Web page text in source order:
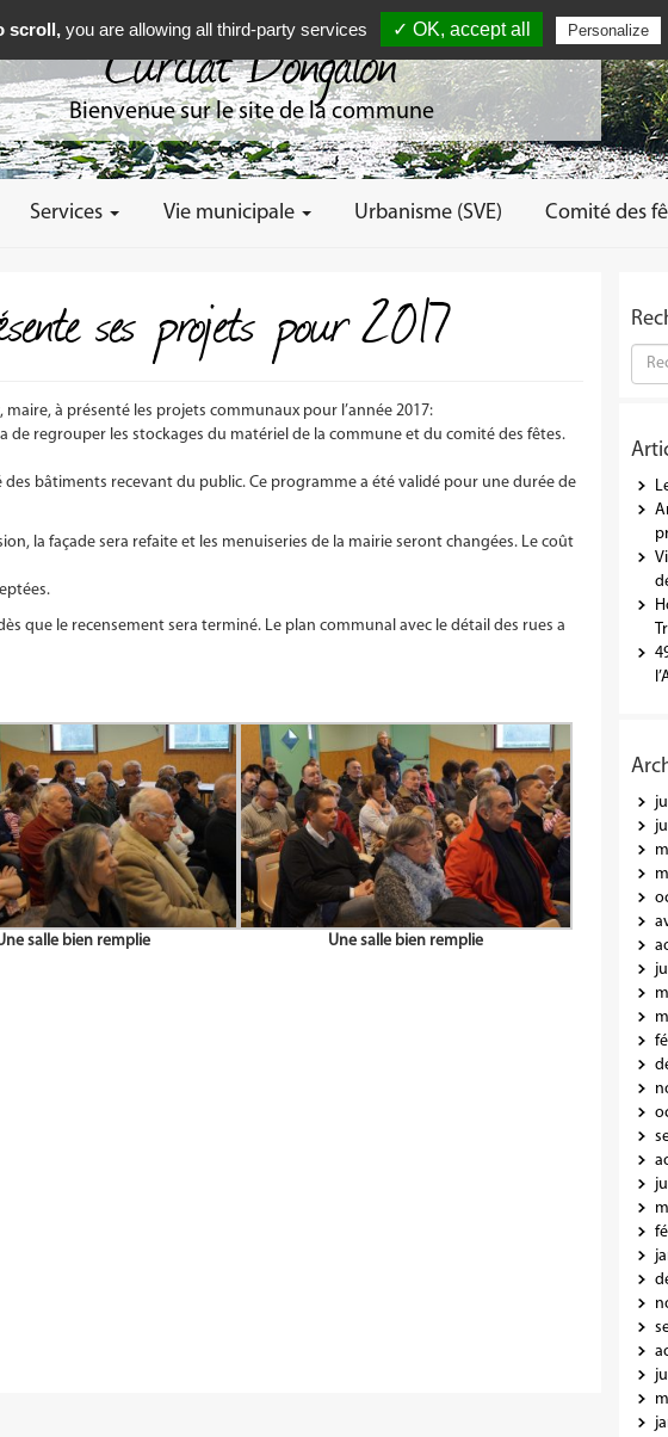
Curciat Dongalon
Bienvenue sur le site de la commune
Services Vie municipale Urbanisme (SVE) Comité des
ses projets pour 2017
à présenté les projets communaux pour l’année 2017:
regrouper les stockages du matériel de la commune et du comité des fêtes.
bâtiments recevant du public. Ce programme a été validé pour une durée de
la façade sera refaite et les menuiseries de la mairie seront changées. Le coût
que le recensement sera terminé. Le plan communal avec le détail des rues a
salle bien remplie Une salle bien remplie
scroll, you are allowing all third-party services ✓ OK, accept all Personalize